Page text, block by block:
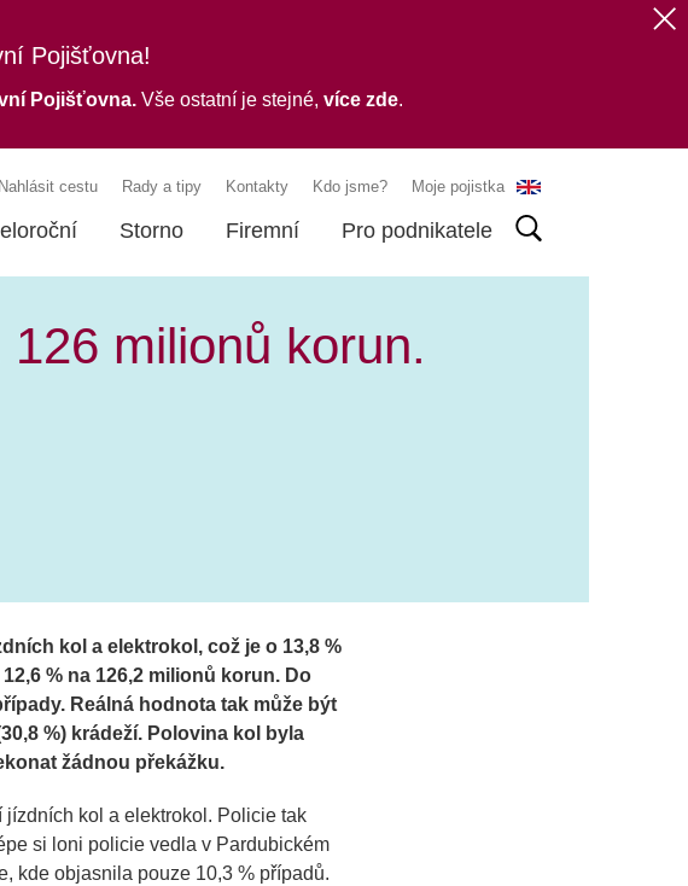
Pojišťovna!
Pojišťovna.Vše ostatní je stejné, více zde.
Nahlásit cestu Rady a tipy Kontakty Kdo jsme? Moje pojistka
Storno Firemní Pro podnikatele
milionů korun.
kol a elektrokol, což je o 13,8 %
% na 126,2 milionů korun. Do
Reálná hodnota tak může být
%) krádeží. Polovina kol byla
žádnou překážku.
kol a elektrokol. Policie tak
si loni policie vedla v Pardubickém
kde objasnila pouze 10,3 % případů.